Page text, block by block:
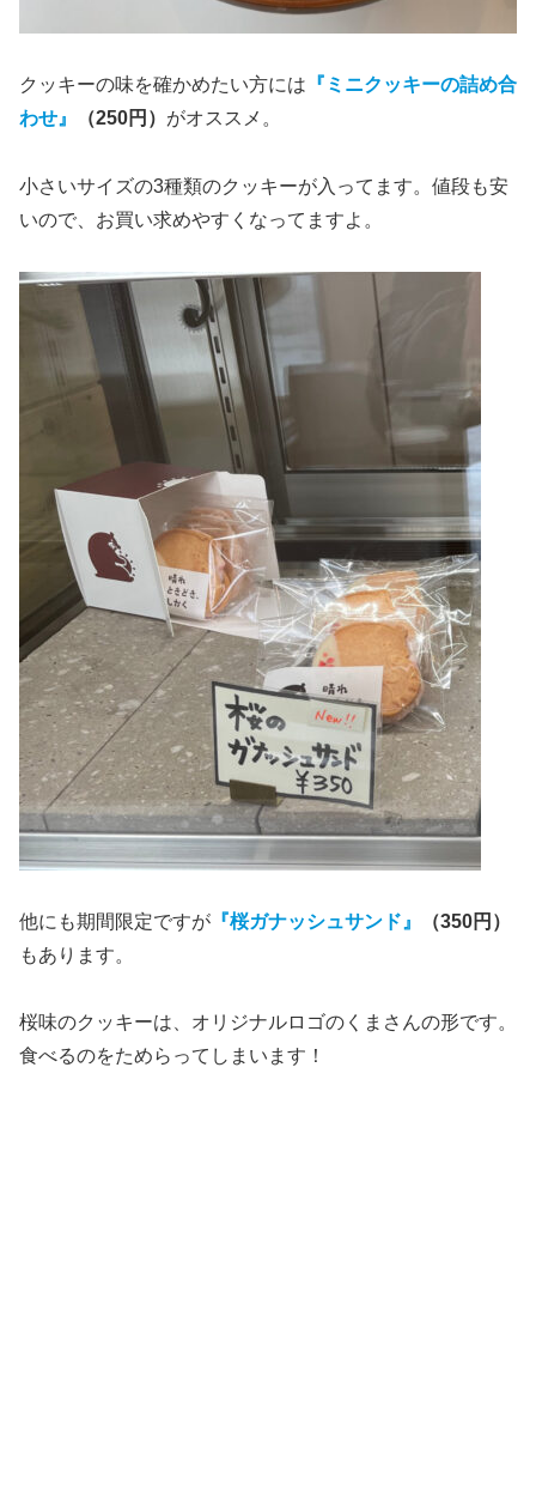
クッキーの味を確かめたい方には 『ミニクッキーの詰め合
わせ』
（250円） がオススメ。
小さいサイズの3種類のクッキーが入ってます。値段も安
いので、お買い求めやすくなってますよ。
他にも期間限定ですが 『桜ガナッシュサンド』
（350円）
もあります。
桜味のクッキーは、オリジナルロゴのくまさんの形です。
食べるのをためらってしまいます！